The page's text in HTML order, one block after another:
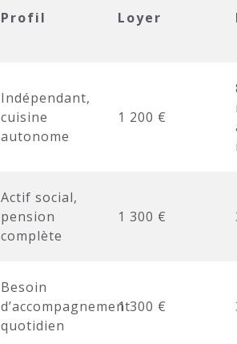
Profil Loyer
Indépendant,
cuisine
autonome
1 200 €
Actif social,
pension
complète
1 300 €
Besoin
d’accompagnement
quotidien
1 300 €